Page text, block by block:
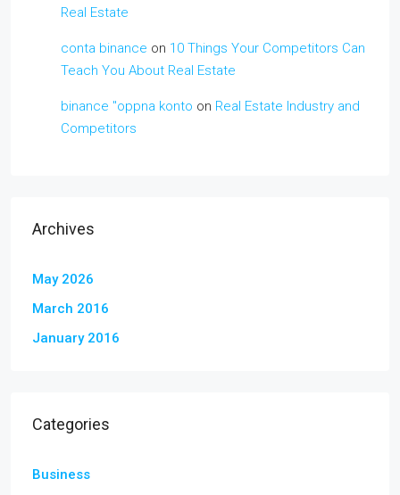
Real Estate
conta binance on 10 Things Your Competitors Can
Teach You About Real Estate
binance "oppna konto on Real Estate Industry and
Competitors
Archives
May 2026
March 2016
January 2016
Categories
Business